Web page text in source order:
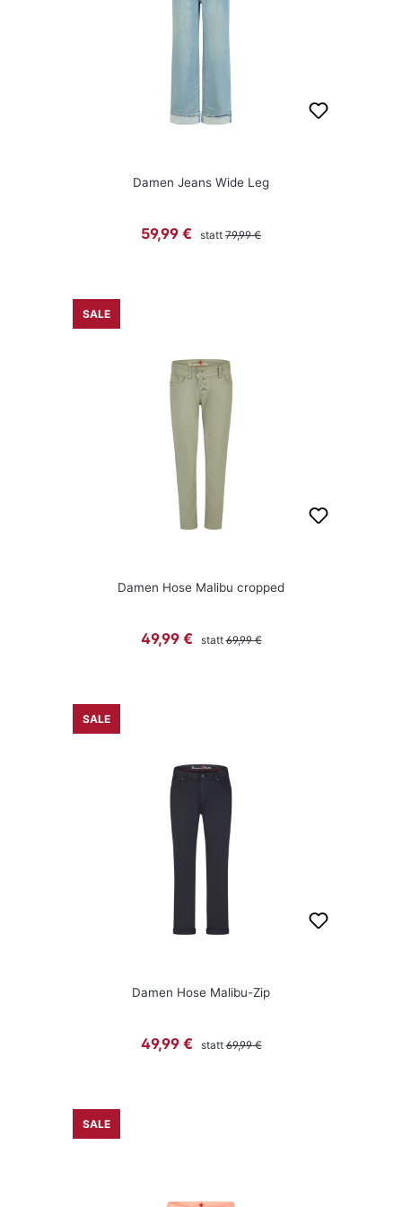
Damen Jeans Wide Leg
Verkaufspreis:
59,99 € statt Regulärer Preis:
79,99 €
SALE
Damen Hose Malibu cropped
Verkaufspreis:
49,99 € statt Regulärer Preis:
69,99 €
SALE
Damen Hose Malibu-Zip
Verkaufspreis:
49,99 € statt Regulärer Preis:
69,99 €
SALE